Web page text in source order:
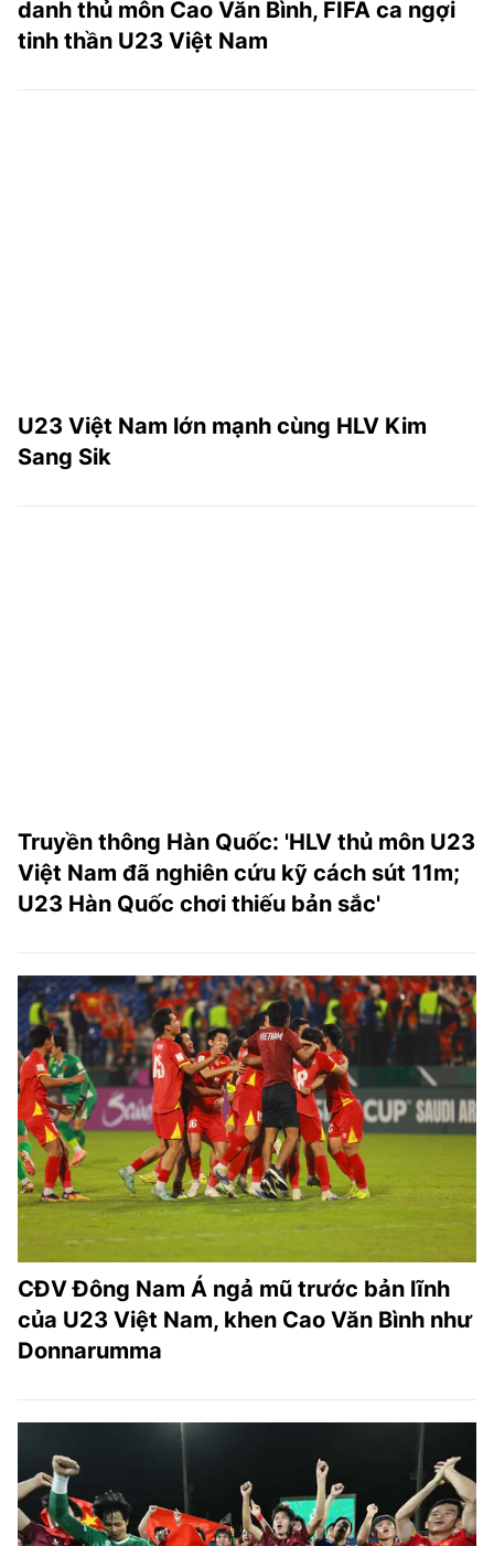
danh thủ môn Cao Văn Bình, FIFA ca ngợi
tinh thần U23 Việt Nam
U23 Việt Nam lớn mạnh cùng HLV Kim
Sang Sik
Truyền thông Hàn Quốc: 'HLV thủ môn U23
Việt Nam đã nghiên cứu kỹ cách sút 11m;
U23 Hàn Quốc chơi thiếu bản sắc'
CĐV Đông Nam Á ngả mũ trước bản lĩnh
của U23 Việt Nam, khen Cao Văn Bình như
Donnarumma